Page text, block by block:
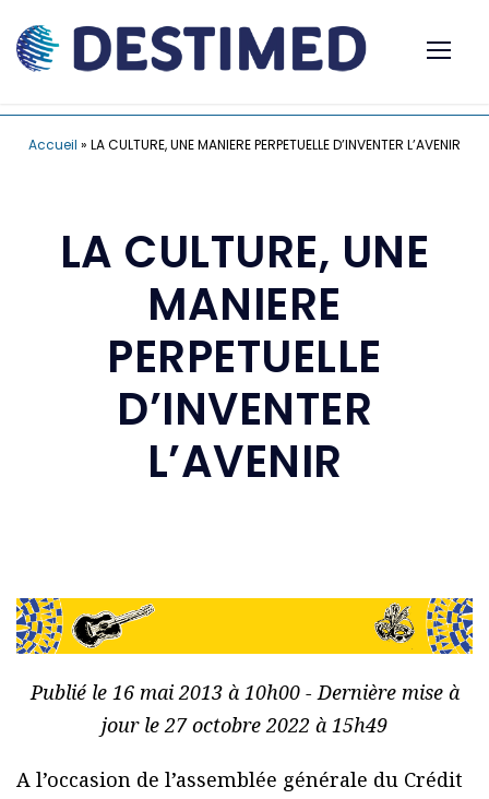
Accueil » LA CULTURE, UNE MANIERE PERPETUELLE D’INVENTER L’AVENIR
LA CULTURE, UNE
MANIERE
PERPETUELLE
D’INVENTER
L’AVENIR
Publié le 16 mai 2013 à 10h00 - Dernière mise à
jour le 27 octobre 2022 à 15h49
A l’occasion de l’assemblée générale du Crédit